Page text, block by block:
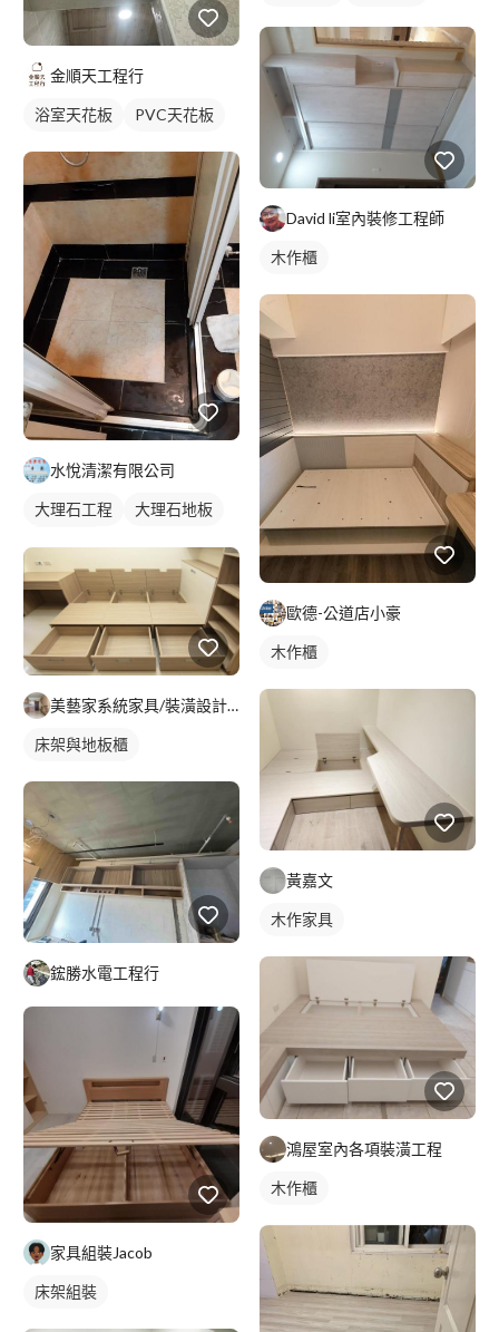
金順天工程行
浴室天花板 PVC天花板
水悅清潔有限公司
大理石工程
大理石地板
美藝家系統家具/裝潢設計/統包服務
床架與地板櫃
鋐勝水電工程行
家具組裝Jacob
床架組裝
David li室內裝修工程師
木作櫃
歐德-公道店小豪
木作櫃
黃嘉文
木作家具
鴻屋室內各項裝潢工程
木作櫃